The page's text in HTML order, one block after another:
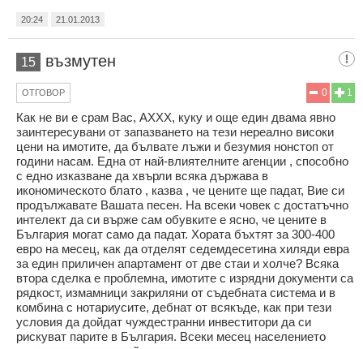
20:24 21.01.2013
15 възмутен
1
0
ОТГОВОР
Как не ви е срам Вас, АХХХ, куку и още един двама явно
заинтересувани от запазването на тези нереално високи
цени на имотите, да бълвате лъжи и безумия нонстоп от
години насам. Една от най-влиятелните агенции , способно
с едно изказване да хвърли всяка държава в
икономическото блато , казва , че цените ще падат, Вие си
продължавате Вашата песен. На всеки човек с достатъчно
интелект да си върже сам обувките е ясно, че цените в
България могат само да падат. Хората бъхтят за 300-400
евро на месец, как да отделят седемдесетина хиляди евра
за един приличен апартамент от две стаи и холче? Всяка
втора сделка е проблемна, имотите с изрядни документи са
рядкост, измамници закриляни от съдебната система и в
комбина с нотариусите, дебнат от всякъде, как при тези
условия да дойдат чуждестранни инвеститори да си
рискуват парите в България. Всеки месец населението